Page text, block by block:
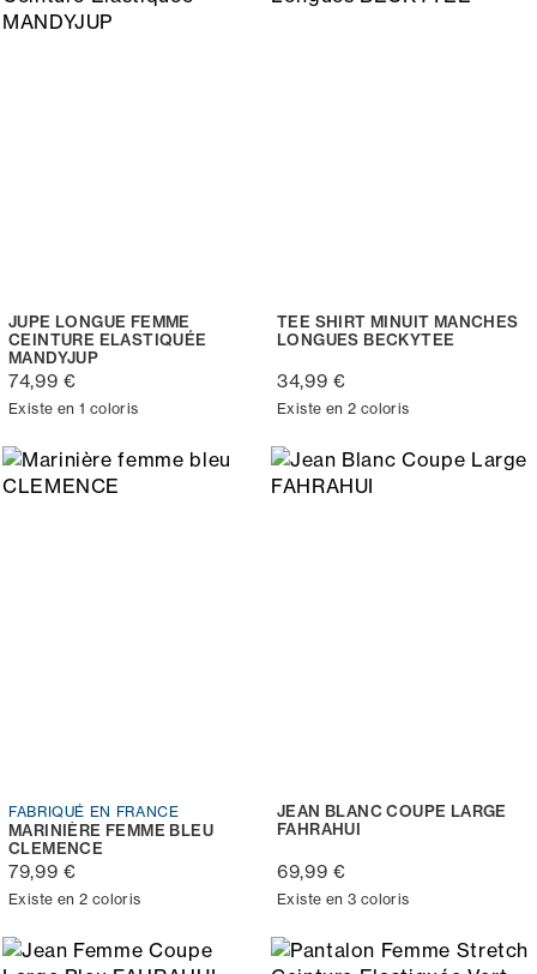
JUPE LONGUE FEMME
CEINTURE ELASTIQUÉE
MANDYJUP
74,99 €
Existe en 1 coloris
TEE SHIRT MINUIT MANCHES
LONGUES BECKYTEE
34,99 €
Existe en 2 coloris
FABRIQUÉ EN FRANCE
MARINIÈRE FEMME BLEU
CLEMENCE
79,99 €
Existe en 2 coloris
JEAN BLANC COUPE LARGE
FAHRAHUI
69,99 €
Existe en 3 coloris